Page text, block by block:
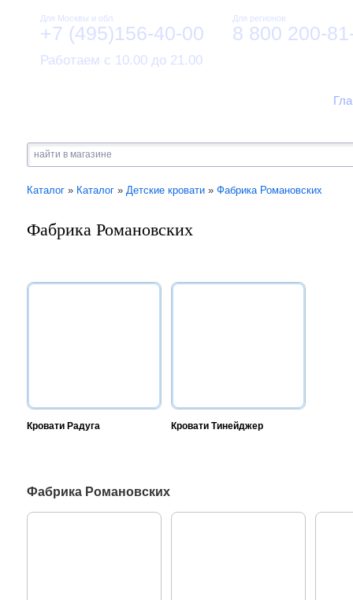
Для Москвы и обл.
+7 (495)156-40-00
Для регионов
8 800 200-
Работаем с 10.00 до 21.00
Каталог» Каталог» Детские кровати» Фабрика Романовских
Фабрика Романовских
Кровати Радуга Кровати Тинейджер
Фабрика Романовских